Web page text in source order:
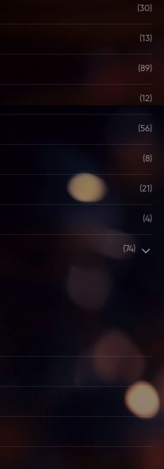
(30)
(13)
(89)
(12)
(56)
(8)
(21)
(4)
(74)